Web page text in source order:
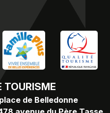
TOURISME
de Belledonne